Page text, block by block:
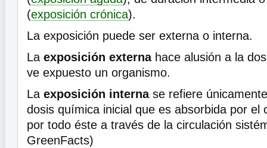
(exposición crónica).
La exposición puede ser externa o interna.
La exposición externahace alusión a la
ve expuesto un organismo.
La exposición internase refiere
dosis química inicial que es absorbida por el
por todo éste a través de la circulación
GreenFacts)